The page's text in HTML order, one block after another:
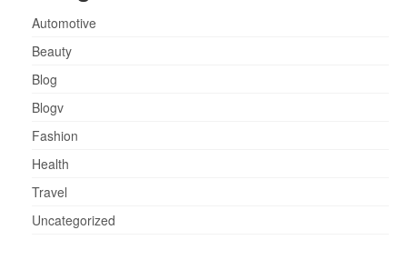
Automotive
Beauty
Blog
Blogv
Fashion
Health
Travel
Uncategorized